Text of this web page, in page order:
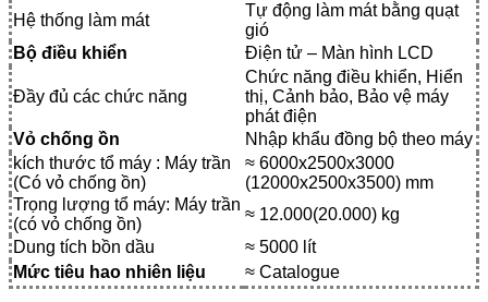
Hệ thống làm mát
Tự động làm mát bằng quạt
gió
Bộ điều khiển
Điện tử – Màn hình LCD
Đầy đủ các chức năng
Chức năng điều khiển, Hiển
thị, Cảnh bảo, Bảo vệ máy
phát điện
Vỏ chống ồn
Nhập khẩu đồng bộ theo máy
kích thước tổ máy : Máy trần
(Có vỏ chống ồn)
≈ 6000x2500x3000
(12000x2500x3500) mm
Trọng lượng tổ máy: Máy trần
(có vỏ chống ồn)
≈ 12.000(20.000) kg
Dung tích bồn dầu
≈ 5000 lít
Mức tiêu hao nhiên liệu
≈ Catalogue